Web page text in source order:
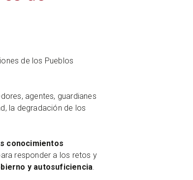
de los Pueblos
agentes, guardianes
la degradación de los
conocimientos
responder a los retos y
y autosuficiencia.